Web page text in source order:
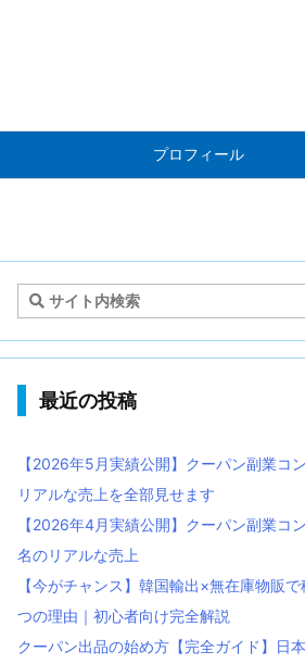
プロフィール
最近の投稿
【2026年5月実績公開】クーパン副業コ
リアルな売上を全部見せます
【2026年4月実績公開】クーパン副業コ
名のリアルな売上
【今がチャンス】韓国輸出×無在庫物販
つの理由｜初心者向け完全解説
クーパン出品の始め方【完全ガイド】日